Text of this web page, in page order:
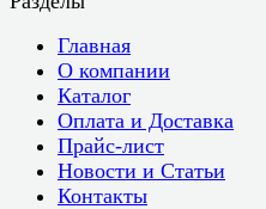
Главная
О компании
Каталог
Оплата и Доставка
Прайс-лист
Новости и Статьи
Контакты